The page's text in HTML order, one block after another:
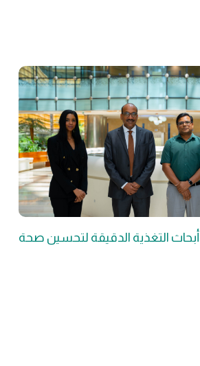
التغذية الدقيقة لتحسين صحة